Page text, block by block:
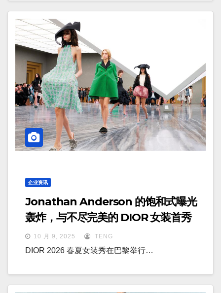
企业资讯
Jonathan Anderson 的饱和式曝光
轰炸，与不尽完美的 DIOR 女装首秀
10 月 9, 2025 TENG
DIOR 2026 春夏女装秀在巴黎举行…